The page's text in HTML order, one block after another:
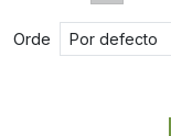
Orde